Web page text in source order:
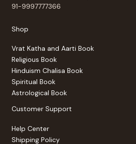
91-9997777366
Shop
Vrat Katha and Aarti Book
Religious Book
Hinduism Chalisa Book
Spiritual Book
Astrological Book
Customer Support
Help Center
Shipping Policy